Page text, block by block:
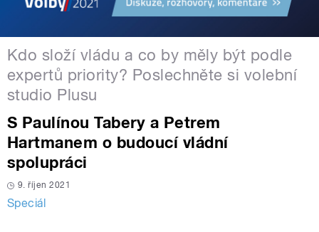
Kdo složí vládu a co by měly být podle
expertů priority? Poslechněte si volební
studio Plusu
S Paulínou Tabery a Petrem
Hartmanem o budoucí vládní
spolupráci
9. říjen 2021
Speciál